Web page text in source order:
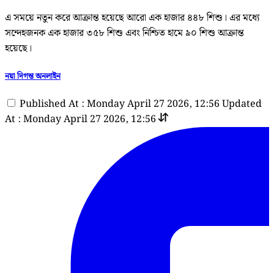
এ সময়ে নতুন করে আক্রান্ত হয়েছে আরো এক হাজার ৪৪৮ শিশু। এর মধ্যে
সন্দেহজনক এক হাজার ৩৫৮ শিশু এবং নিশ্চিত হামে ৯০ শিশু আক্রান্ত
হয়েছে।
নয়া দিগন্ত অনলাইন
Published At : Monday April 27 2026, 12:56 Updated
At : Monday April 27 2026, 12:56